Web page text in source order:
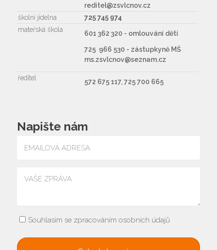
reditel@zsvlcnov.cz
školní jídelna
725 745 974
mateřská škola
601 362 320 - omlouvání dětí
725 966 530 - zástupkyně MŠ
ms.zsvlcnov@seznam.cz
ředitel 572 675 117, 725 700 665
Napište nám
Souhlasím se zpracováním osobních údajů